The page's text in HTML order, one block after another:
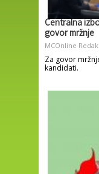
Centralna
govor mržnje
MCOnline
Za govor
kandidati.